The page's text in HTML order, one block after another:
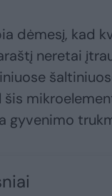
dėmesį, kad
neretai
gyvenimo